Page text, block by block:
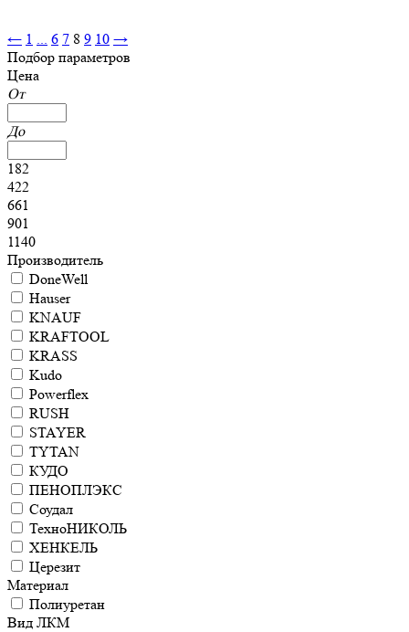
← 1 ... 6 7 8 9 10 →
Подбор параметров
Цена
От
До
182
422
661
901
1140
Производитель
DoneWell
Hauser
KNAUF
KRAFTOOL
KRASS
Kudo
Powerflex
RUSH
STAYER
TYTAN
КУДО
ПЕНОПЛЭКС
Соудал
ТехноНИКОЛЬ
ХЕНКЕЛЬ
Церезит
Материал
Полиуретан
Вид ЛКМ